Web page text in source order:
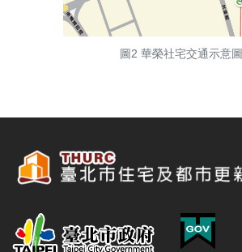
圖2 華榮社宅交通示意圖